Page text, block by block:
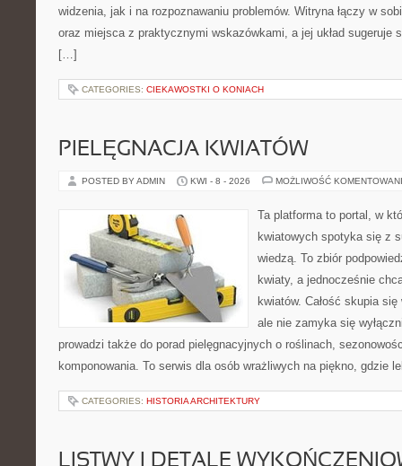
widzenia, jak i na rozpoznawaniu problemów. Witryna łączy w
oraz miejsca z praktycznymi wskazówkami, a jej układ sugeruje
[…]
CATEGORIES: CIEKAWOSTKI O KONIACH
PIELĘGNACJA KWIATÓW
POSTED BY ADMIN KWI - 8 - 2026 MOŻLIWOŚĆ
Ta platforma to portal, w
kwiatowych spotyka się z
wiedzą. To zbiór
kwiaty, a jednocześnie
kwiatów. Całość skupia
ale nie zamyka się
prowadzi także do porad pielęgnacyjnych o roślinach,
komponowania. To serwis dla osób wrażliwych na piękno, gdzie
CATEGORIES: HISTORIA ARCHITEKTURY
LISTWY I DETALE